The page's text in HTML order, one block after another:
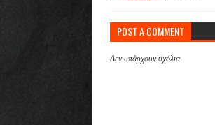
POST A COMMENT
Δεν υπάρχουν σχόλια